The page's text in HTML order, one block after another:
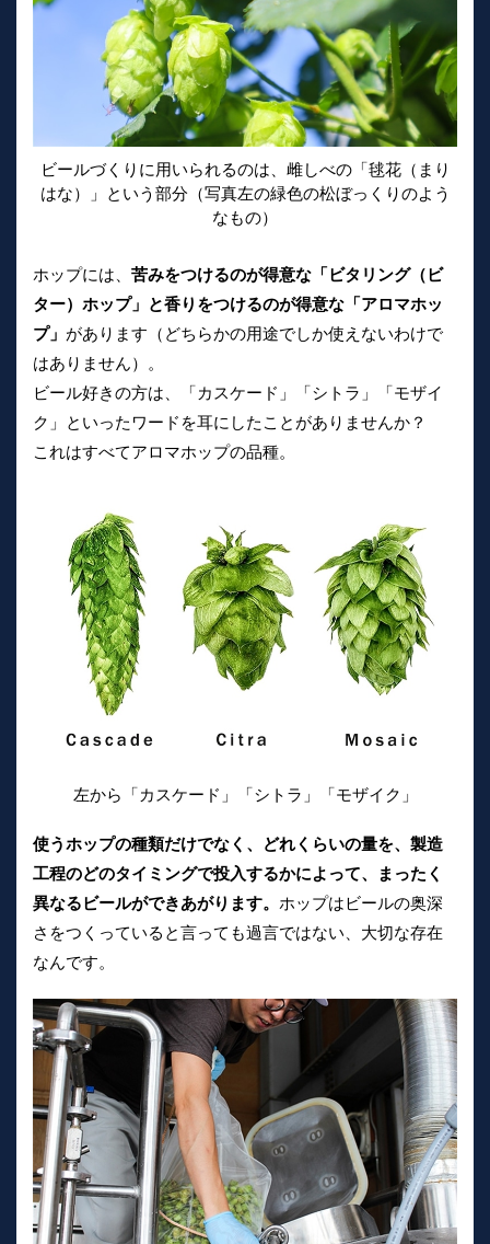
ビールづくりに用いられるのは、雌しべの「毬花（まり
はな）」という部分（写真左の緑色の松ぼっくりのよう
なもの）
ホップには、 苦みをつけるのが得意な「ビタリング（ビ
ター）ホップ」と香りをつけるのが得意な「アロマホッ
プ」 があります（どちらかの用途でしか使えないわけで
はありません）。
ビール好きの方は、「カスケード」「シトラ」「モザイ
ク」といったワードを耳にしたことがありませんか？
これはすべてアロマホップの品種。
左から「カスケード」「シトラ」「モザイク」
使うホップの種類だけでなく、どれくらいの量を、製造
工程のどのタイミングで投入するかによって、まったく
異なるビールができあがります。 ホップはビールの奥深
さをつくっていると言っても過言ではない、大切な存在
なんです。